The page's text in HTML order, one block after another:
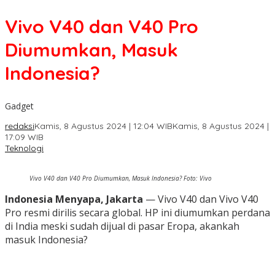
Vivo V40 dan V40 Pro
Diumumkan, Masuk
Indonesia?
Gadget
redaksiKamis, 8 Agustus 2024 | 12:04 WIBKamis, 8 Agustus 2024 |
17:09 WIB
Teknologi
Vivo V40 dan V40 Pro Diumumkan, Masuk Indonesia? Foto: Vivo
Indonesia Menyapa, Jakarta — Vivo V40 dan Vivo V40
Pro resmi dirilis secara global. HP ini diumumkan perdana
di India meski sudah dijual di pasar Eropa, akankah
masuk Indonesia?